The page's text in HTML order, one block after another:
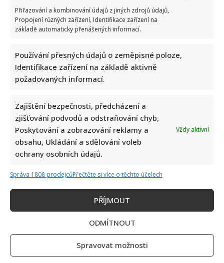
Přiřazování a kombinování údajů z jiných zdrojů údajů,
Propojení různých zařízení, Identifikace zařízení na
základě automaticky přenášených informací.
Používání přesných údajů o zeměpisné poloze,
Identifikace zařízení na základě aktivně
požadovaných informací.
Zajištění bezpečnosti, předcházení a
zjišťování podvodů a odstraňování chyb,
Poskytování a zobrazování reklamy a
obsahu, Ukládání a sdělování voleb
ochrany osobních údajů.
Vždy aktivní
Správa 1808 prodejcůPřečtěte si více o těchto účelech
PŘÍJMOUT
ODMÍTNOUT
Spravovat možnosti